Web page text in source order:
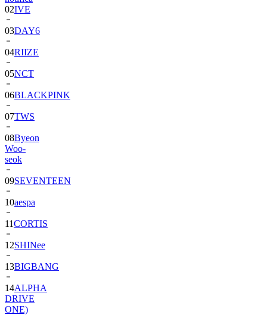
03DAY6
04RIIZE
05NCT
06BLACKPINK
07TWS
08Byeon
Woo-
seok
09SEVENTEEN
10aespa
11CORTIS
12SHINee
13BIGBANG
14ALPHA
DRIVE
ONE)
15NewJeans